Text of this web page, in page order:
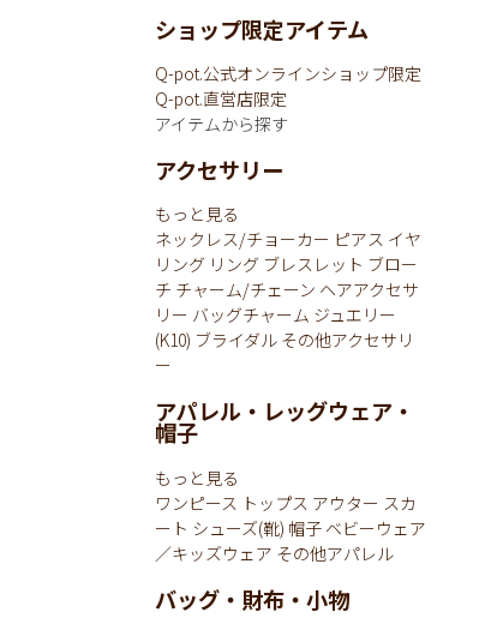
ショップ限定アイテム
Q-pot.公式オンラインショップ限定
Q-pot.直営店限定
アイテムから探す
アクセサリー
もっと見る
ネックレス/チョーカー ピアス イヤ
リング リング ブレスレット ブロー
チ チャーム/チェーン ヘアアクセサ
リー バッグチャーム ジュエリー
(K10) ブライダル その他アクセサリ
ー
アパレル・レッグウェア・
帽子
もっと見る
ワンピース トップス アウター スカ
ート シューズ(靴) 帽子 ベビーウェア
／キッズウェア その他アパレル
バッグ・財布・小物